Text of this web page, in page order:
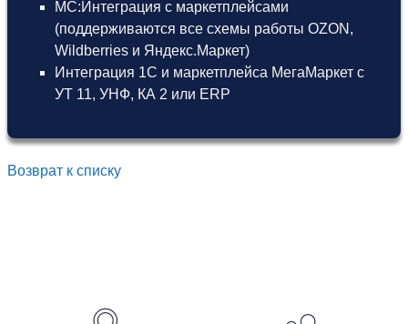
МС:Интеграция с маркетплейсами
(поддерживаются все схемы работы OZON,
Wildberries и Яндекс.Маркет)
Интеграция 1С и маркетплейса МегаМаркет с
УТ 11, УНФ, КА 2 или ERP
Возврат к списку